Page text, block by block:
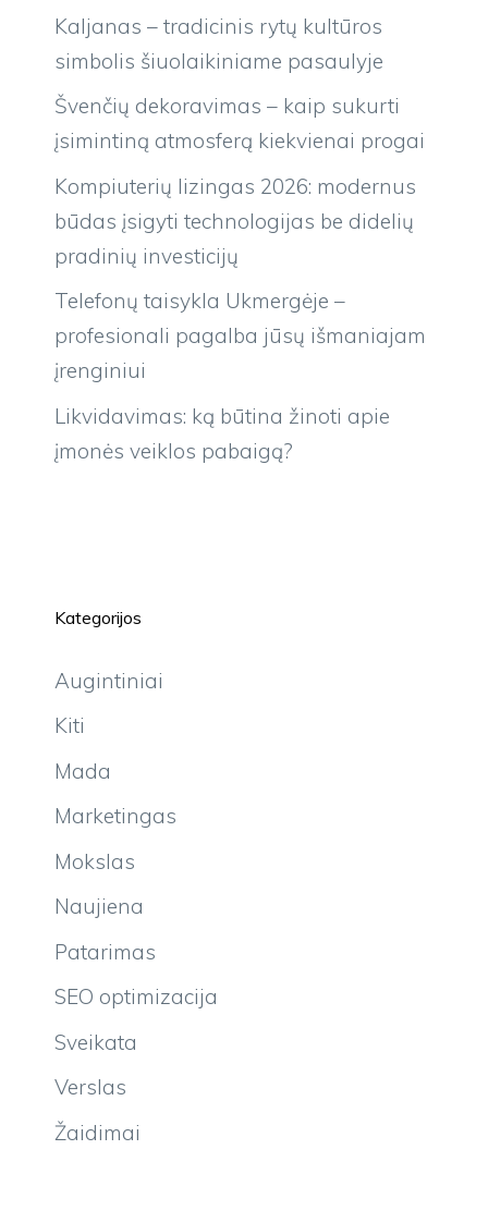
Kaljanas – tradicinis rytų kultūros
simbolis šiuolaikiniame pasaulyje
Švenčių dekoravimas – kaip sukurti
įsimintiną atmosferą kiekvienai progai
Kompiuterių lizingas 2026: modernus
būdas įsigyti technologijas be didelių
pradinių investicijų
Telefonų taisykla Ukmergėje –
profesionali pagalba jūsų išmaniajam
įrenginiui
Likvidavimas: ką būtina žinoti apie
įmonės veiklos pabaigą?
Kategorijos
Augintiniai
Kiti
Mada
Marketingas
Mokslas
Naujiena
Patarimas
SEO optimizacija
Sveikata
Verslas
Žaidimai